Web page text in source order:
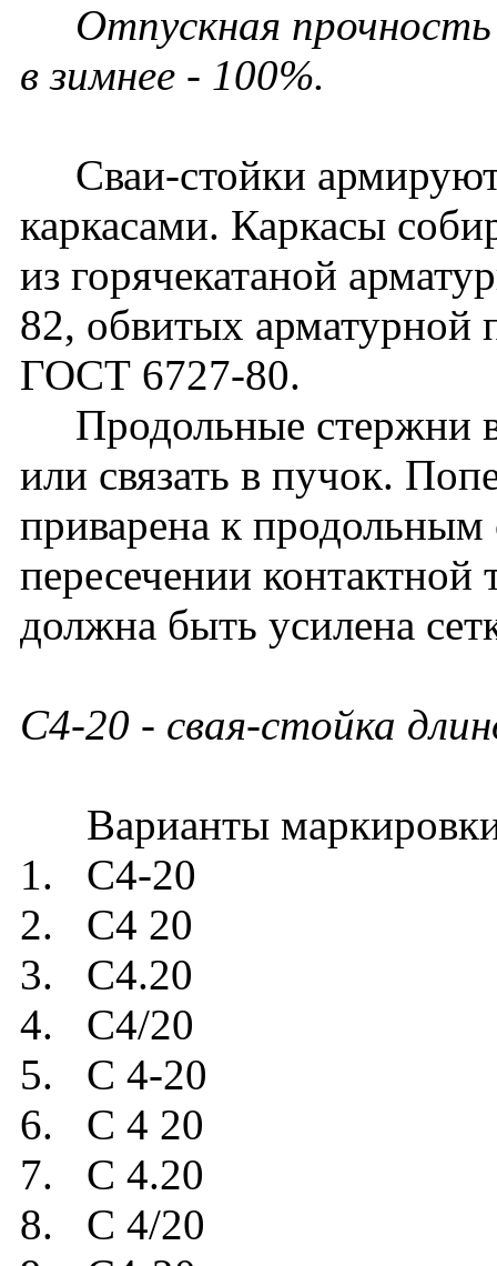
Отпускная
в зимнее - 100%.
Сваи-стойки
каркасами. Каркасы
из горячекатаной
82, обвитых арматурной
ГОСТ 6727-80.
Продольные стержни в
или связать в пучок.
приварена к
пересечении контактной
должна быть усилена
С4-20 - свая-стойка
Варианты
1. С4-20
2. С4 20
3. С4.20
4. С4/20
5. С 4-20
6. С 4 20
7. С 4.20
8. С 4/20